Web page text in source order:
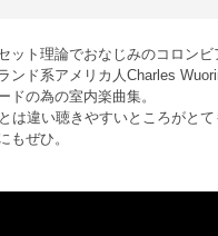
ット理論でおなじみのコロン
ンド系アメリカ人Charles
ドの為の室内楽曲集。
は違い聴きやすいところがとて
もぜひ。